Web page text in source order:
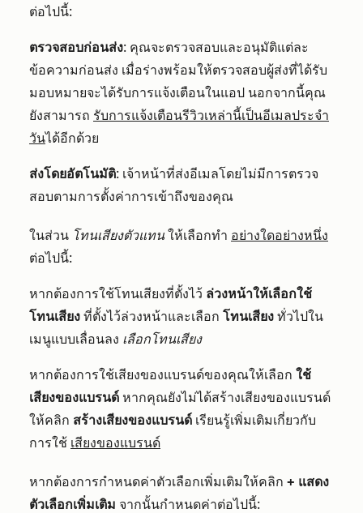
ต่อไปนี้:
ตรวจสอบก่อนส่ง: คุณจะตรวจสอบและอนุมัติแต่ละ
ข้อความก่อนส่ง เมื่อร่างพร้อมให้ตรวจสอบผู้ส่งที่ได้รับ
มอบหมายจะได้รับการแจ้งเตือนในแอป นอกจากนี้คุณ
ยังสามารถ รับการแจ้งเตือนรีวิวเหล่านี้เป็นอีเมลประจำ
วันได้อีกด้วย
ส่งโดยอัตโนมัติ: เจ้าหน้าที่ส่งอีเมลโดยไม่มีการตรวจ
สอบตามการตั้งค่าการเข้าถึงของคุณ
ในส่วน โทนเสียงตัวแทน ให้เลือกทำ อย่างใดอย่างหนึ่ง
ต่อไปนี้:
หากต้องการใช้โทนเสียงที่ตั้งไว้ ล่วงหน้าให้เลือกใช้
โทนเสียง ที่ตั้งไว้ล่วงหน้าและเลือก โทนเสียง ทั่วไปใน
เมนูแบบเลื่อนลง เลือกโทนเสียง
หากต้องการใช้เสียงของแบรนด์ของคุณให้เลือก ใช้
เสียงของแบรนด์ หากคุณยังไม่ได้สร้างเสียงของแบรนด์
ให้คลิก สร้างเสียงของแบรนด์ เรียนรู้เพิ่มเติมเกี่ยวกับ
การใช้ เสียงของแบรนด์
หากต้องการกำหนดค่าตัวเลือกเพิ่มเติมให้คลิก + แสดง
ตัวเลือกเพิ่มเติม จากนั้นกำหนดค่าต่อไปนี้: